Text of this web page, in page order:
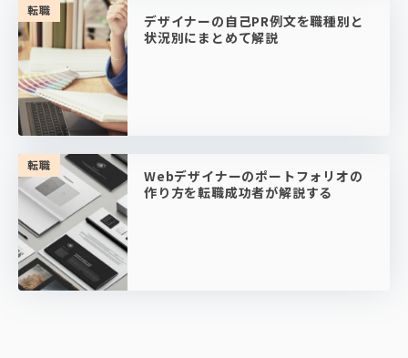
転職
デザイナーの自己PR例文を職種別と
状況別にまとめて解説
転職
Webデザイナーのポートフォリオの
作り方を転職成功者が解説する